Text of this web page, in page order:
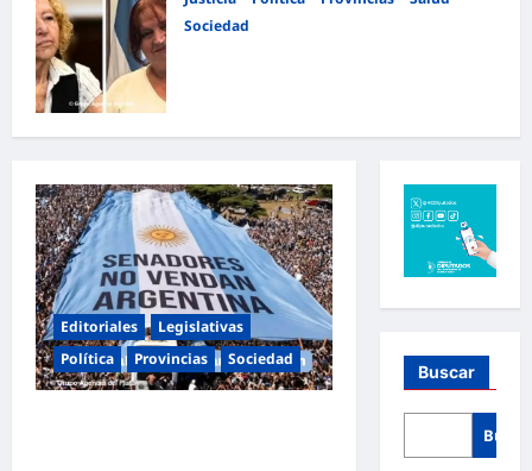
Sociedad
Editoriales
Legislativas
Política
Provincias Sociedad
Buscar